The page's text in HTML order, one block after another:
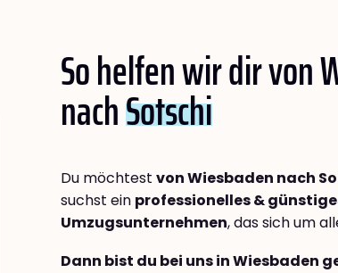
So helfen wir dir von
nachSotschi
Du möchtest von Wiesbaden nach
suchst ein professionelles &
Umzugsunternehmen, das sich um
Dann bist du bei uns in Wiesbaden